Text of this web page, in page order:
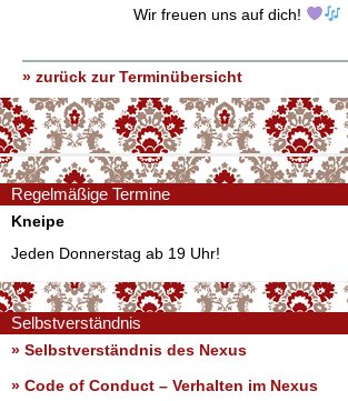
Wir freuen uns auf dich!
» zurück zur Terminübersicht
Regelmäßige Termine
Kneipe
Jeden Donnerstag ab 19 Uhr!
Selbstverständnis
» Selbstverständnis des Nexus
» Code of Conduct – Verhalten im Nexus